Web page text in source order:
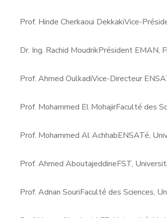
Prof. Hinde Cherkaoui DekkakiVice-
Dr. Ing. Rachid MoudrikPrésident EMAN,
Prof. Ahmed OulkadiVice-Directeur
Prof. Mohammed El MohajirFaculté des
Prof. Mohammed Al AchhabENSATé,
Prof. Ahmed AboutajeddineFST,
Prof. Adnan SouriFaculté des Sciences,